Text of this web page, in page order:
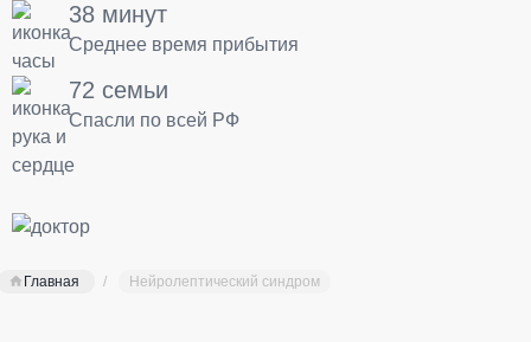
38 минут
Среднее время прибытия
72 семьи
Спасли по всей РФ
Главная Нейролептический синдром